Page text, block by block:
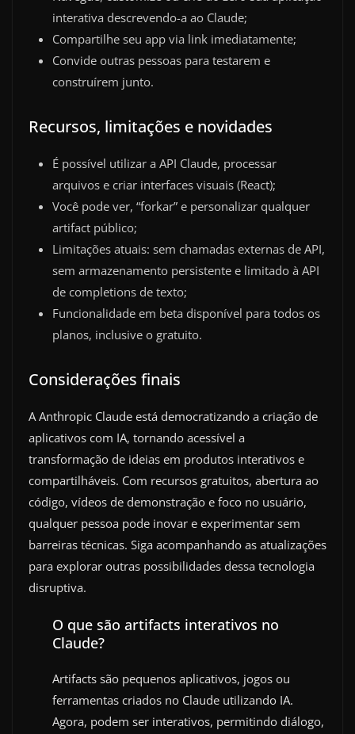
interativa descrevendo-a ao Claude;
Compartilhe seu app via link imediatamente;
Convide outras pessoas para testarem e
construírem junto.
Recursos, limitações e novidades
É possível utilizar a API Claude, processar
arquivos e criar interfaces visuais (React);
Você pode ver, “forkar” e personalizar qualquer
artifact público;
Limitações atuais: sem chamadas externas de API,
sem armazenamento persistente e limitado à API
de completions de texto;
Funcionalidade em beta disponível para todos os
planos, inclusive o gratuito.
Considerações finais
A Anthropic Claude está democratizando a criação de
aplicativos com IA, tornando acessível a
transformação de ideias em produtos interativos e
compartilháveis. Com recursos gratuitos, abertura ao
código, vídeos de demonstração e foco no usuário,
qualquer pessoa pode inovar e experimentar sem
barreiras técnicas. Siga acompanhando as atualizações
para explorar outras possibilidades dessa tecnologia
disruptiva.
O que são artifacts interativos no
Claude?
Artifacts são pequenos aplicativos, jogos ou
ferramentas criados no Claude utilizando IA.
Agora, podem ser interativos, permitindo diálogo,